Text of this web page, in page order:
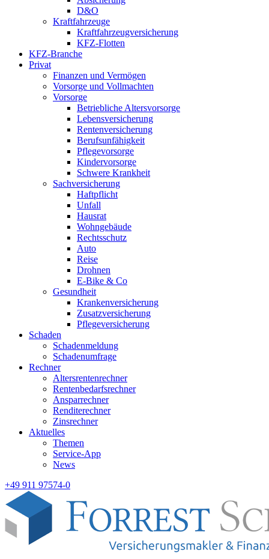
D&O
Kraftfahrzeuge
Kraftfahrzeugversicherung
KFZ-Flotten
KFZ-Branche
Privat
Finanzen und Vermögen
Vorsorge und Vollmachten
Vorsorge
Betriebliche Altersvorsorge
Lebensversicherung
Rentenversicherung
Berufsunfähigkeit
Pflegevorsorge
Kindervorsorge
Schwere Krankheit
Sachversicherung
Haftpflicht
Unfall
Hausrat
Wohngebäude
Rechtsschutz
Auto
Reise
Drohnen
E-Bike & Co
Gesundheit
Krankenversicherung
Zusatzversicherung
Pflegeversicherung
Schaden
Schadenmeldung
Schadenumfrage
Rechner
Altersrentenrechner
Rentenbedarfsrechner
Ansparrechner
Renditerechner
Zinsrechner
Aktuelles
Themen
Service-App
News
+49 911 97574-0